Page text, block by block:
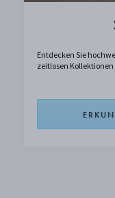
Entdecken Sie
zeitlosen